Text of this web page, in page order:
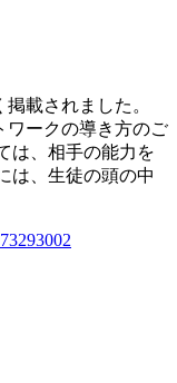
載されました。
ワークの導き方のご
は、相手の能力を
は、生徒の頭の中